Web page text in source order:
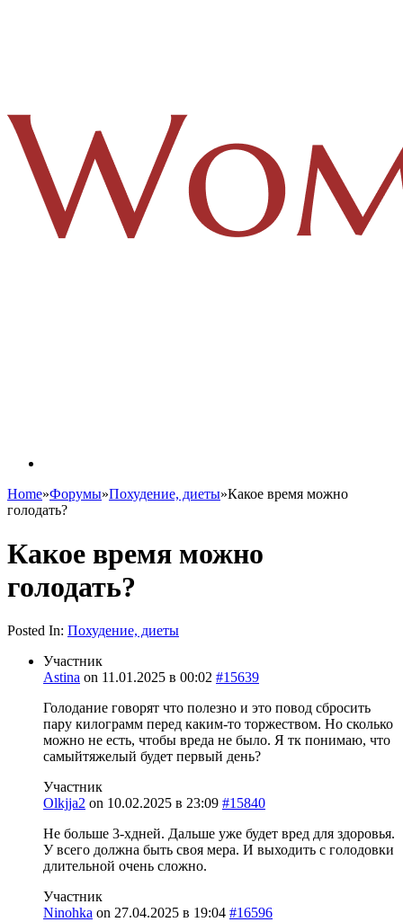
Home»Форумы»Похудение, диеты»Какое время можно
голодать?
Какое время можно
голодать?
Posted In: Похудение, диеты
Участник
Astina on 11.01.2025 в 00:02 #15639
Голодание говорят что полезно и это повод сбросить
пару килограмм перед каким-то торжеством. Но сколько
можно не есть, чтобы вреда не было. Я тк понимаю, что
самыйтяжелый будет первый день?
Участник
Olkjja2 on 10.02.2025 в 23:09 #15840
Не больше 3-хдней. Дальше уже будет вред для здоровья.
У всего должна быть своя мера. И выходить с голодовки
длительной очень сложно.
Участник
Ninohka on 27.04.2025 в 19:04 #16596